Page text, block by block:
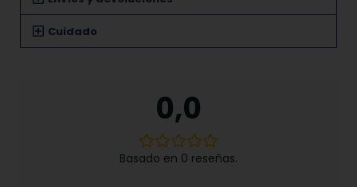
Cuidado
0,0
Basado en 0 reseñas.